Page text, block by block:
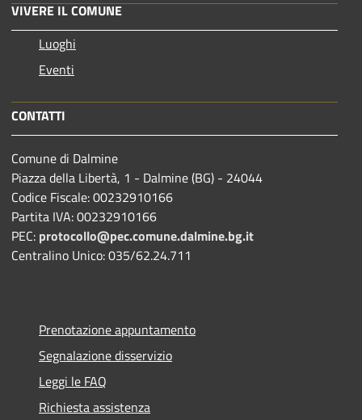
VIVERE IL COMUNE
Luoghi
Eventi
CONTATTI
Comune di Dalmine
Piazza della Libertà, 1 - Dalmine (BG) - 24044
Codice Fiscale: 00232910166
Partita IVA: 00232910166
PEC: protocollo@pec.comune.dalmine.bg.it
Centralino Unico: 035/62.24.711
Prenotazione appuntamento
Segnalazione disservizio
Leggi le FAQ
Richiesta assistenza